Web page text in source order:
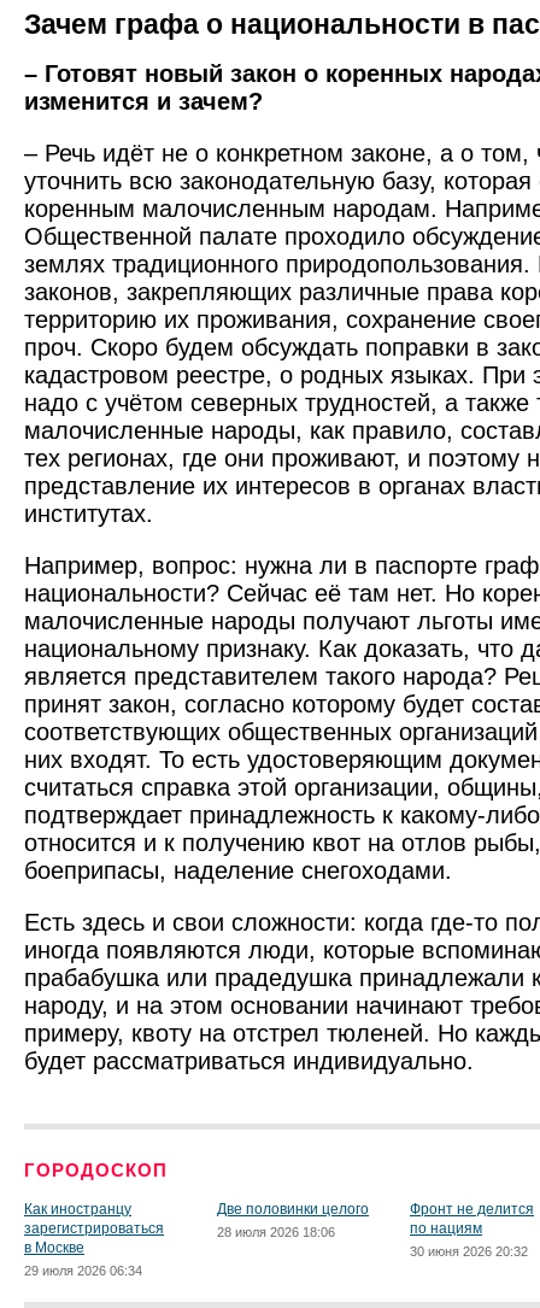
Зачем графа о национальности в
– Готовят новый закон о коренных
изменится и зачем?
– Речь идёт не о конкретном законе, а о
уточнить всю законодательную базу, которая
коренным малочисленным народам.
Общественной палате проходило
землях традиционного природопользования.
законов, закрепляющих различные права
территорию их проживания, сохранение
проч. Скоро будем обсуждать поправки в
кадастровом реестре, о родных языках. При
надо с учётом северных трудностей, а также
малочисленные народы, как правило,
тех регионах, где они проживают, и поэтому
представление их интересов в органах
институтах.
Например, вопрос: нужна ли в паспорте
национальности? Сейчас её там нет. Но
малочисленные народы получают льготы
национальному признаку. Как доказать, что
является представителем такого народа?
принят закон, согласно которому будет
соответствующих общественных
них входят. То есть удостоверяющим
считаться справка этой организации,
подтверждает принадлежность к какому-
относится и к получению квот на отлов
боеприпасы, наделение ­снегоходами.
Есть здесь и свои сложности: когда где-то
иногда появляются люди, которые
прабабушка или прадедушка принадлежали
народу, и на этом основании начинают
примеру, квоту на отстрел тюленей. Но
будет рассматриваться ­индивидуально.​
ГОРОДОСКОП
Как иностранцу
зарегистрироваться
в Москве
29 июля 2026 06:34
Две половинки целого
28 июля 2026 18:06
Фронт не делится
по нациям
30 июня 2026 20:32